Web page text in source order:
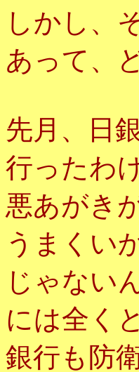
しかし、
あって、
先月、日
行ったわ
悪あがき
うまくい
じゃない
には全く
銀行も防